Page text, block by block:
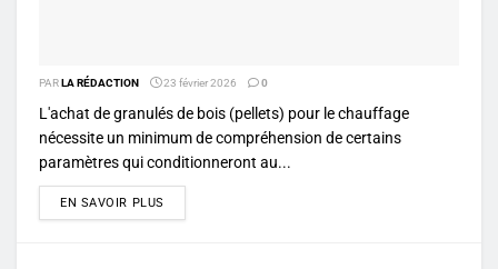
PARLA RÉDACTION 23 février 2026 0
L'achat de granulés de bois (pellets) pour le chauffage
nécessite un minimum de compréhension de certains
paramètres qui conditionneront au...
EN SAVOIR PLUS